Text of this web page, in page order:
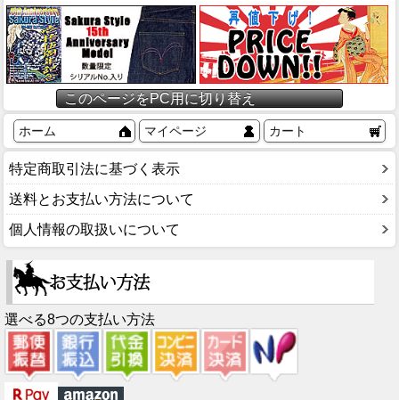
このページをPC用に切り替え
ホーム マイページ カート
特定商取引法に基づく表示
送料とお支払い方法について
個人情報の取扱いについて
選べる8つの支払い方法